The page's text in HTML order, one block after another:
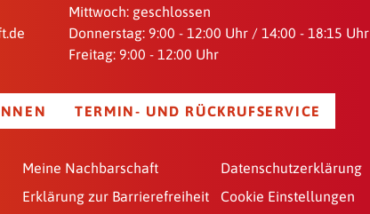
Mittwoch: geschlossen
Donnerstag: 9:00 - 12:00 Uhr / 14:00 - 18:15 Uhr
Freitag: 9:00 - 12:00 Uhr
TERMIN- UND RÜCKRUFSERVICE
Meine Nachbarschaft
Erklärung zur Barrierefreiheit
Datenschutzerklärung
Cookie Einstellungen